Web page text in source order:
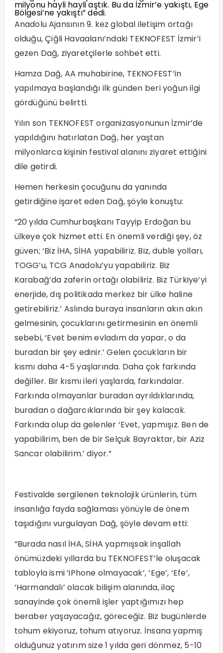
milyonu hayli hayli aştık. Bu da İzmir’e yakıştı, Ege
Bölgesi’ne yakıştı” dedi.
Anadolu Ajansının 9. kez global iletişim ortağı
olduğu, Çiğli Havaalanı’ndaki TEKNOFEST İzmir’i
gezen Dağ, ziyaretçilerle sohbet etti.
Hamza Dağ, AA muhabirine, TEKNOFEST’in
yapılmaya başlandığı ilk günden beri yoğun ilgi
gördüğünü belirtti.
Yılın son TEKNOFEST organizasyonunun İzmir’de
yapıldığını hatırlatan Dağ, her yaştan
milyonlarca kişinin festival alanını ziyaret ettiğini
dile getirdi.
Hemen herkesin çocuğunu da yanında
getirdiğine işaret eden Dağ, şöyle konuştu:
“20 yılda Cumhurbaşkanı Tayyip Erdoğan bu
ülkeye çok hizmet etti. En önemli verdiği şey, öz
güven; ‘Biz İHA, SİHA yapabiliriz. Biz, duble yolları,
TOGG’u, TCG Anadolu’yu yapabiliriz. Biz
Karabağ’da zaferin ortağı olabiliriz. Biz Türkiye’yi
enerjide, dış politikada merkez bir ülke haline
getirebiliriz.’ Aslında buraya insanların akın akın
gelmesinin, çocuklarını getirmesinin en önemli
sebebi, ‘Evet benim evladım da yapar, o da
buradan bir şey edinir.’ Gelen çocukların bir
kısmı daha 4-5 yaşlarında. Daha çok farkında
değiller. Bir kısmı ileri yaşlarda, farkındalar.
Farkında olmayanlar buradan ayrıldıklarında,
buradan o dağarcıklarında bir şey kalacak.
Farkında olup da gelenler ‘Evet, yapmışız. Ben de
yapabilirim, ben de bir Selçuk Bayraktar, bir Aziz
Sancar olabilirim.’ diyor.”
Festivalde sergilenen teknolojik ürünlerin, tüm
insanlığa fayda sağlaması yönüyle de önem
taşıdığını vurgulayan Dağ, şöyle devam etti:
“Burada nasıl İHA, SİHA yapmışsak inşallah
önümüzdeki yıllarda bu TEKNOFEST’le oluşacak
tabloyla ismi ‘iPhone olmayacak’, ‘Ege’, ‘Efe’,
‘Harmandalı’ olacak bilişim alanında, ilaç
sanayinde çok önemli işler yaptığımızı hep
beraber yaşayacağız, göreceğiz. Biz bugünlerde
tohum ekiyoruz, tohum atıyoruz. İnsana yapmış
olduğunuz yatırım size 1 yılda geri dönmez, 5-10